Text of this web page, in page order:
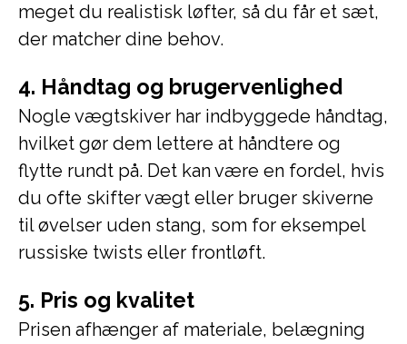
meget du realistisk løfter, så du får et sæt,
der matcher dine behov.
4. Håndtag og brugervenlighed
Nogle vægtskiver har indbyggede håndtag,
hvilket gør dem lettere at håndtere og
flytte rundt på. Det kan være en fordel, hvis
du ofte skifter vægt eller bruger skiverne
til øvelser uden stang, som for eksempel
russiske twists eller frontløft.
5. Pris og kvalitet
Prisen afhænger af materiale, belægning